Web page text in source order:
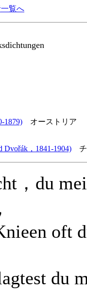
覧へ
1879) オーストリア
Dvořák，1841-1904) チ
，du
oft
du